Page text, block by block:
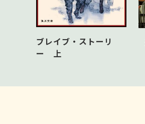
ブレイブ・ストーリ
ー 上